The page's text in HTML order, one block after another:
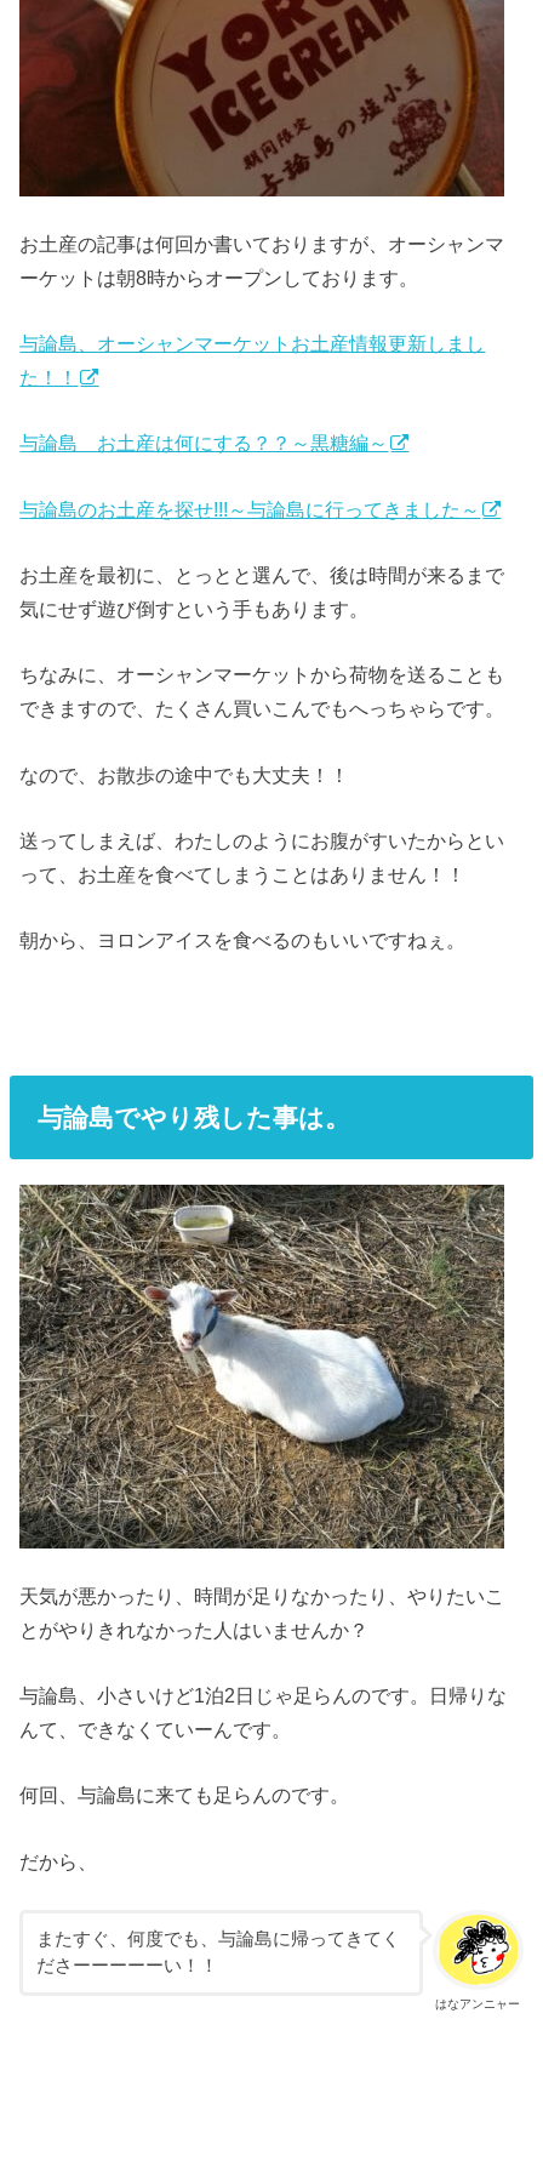
お土産の記事は何回か書いておりますが、オーシャンマ
ーケットは朝8時からオープンしております。
与論島、オーシャンマーケットお土産情報更新しまし
た！！
与論島 お土産は何にする？？～黒糖編～
与論島のお土産を探せ!!!～与論島に行ってきました～
お土産を最初に、とっとと選んで、後は時間が来るまで
気にせず遊び倒すという手もあります。
ちなみに、オーシャンマーケットから荷物を送ることも
できますので、たくさん買いこんでもへっちゃらです。
なので、お散歩の途中でも大丈夫！！
送ってしまえば、わたしのようにお腹がすいたからとい
って、お土産を食べてしまうことはありません！！
朝から、ヨロンアイスを食べるのもいいですねぇ。
与論島でやり残した事は。
天気が悪かったり、時間が足りなかったり、やりたいこ
とがやりきれなかった人はいませんか？
与論島、小さいけど1泊2日じゃ足らんのです。日帰りな
んて、できなくていーんです。
何回、与論島に来ても足らんのです。
だから、
はなアンニャー
またすぐ、何度でも、与論島に帰ってきてく
ださーーーーーい！！